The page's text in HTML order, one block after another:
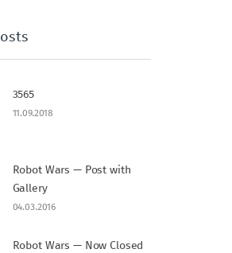
3565
11.09.2018
Robot Wars — Post with
Gallery
04.03.2016
Robot Wars — Now Closed